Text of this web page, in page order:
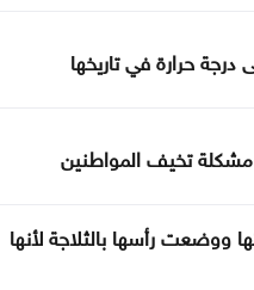
حرارة في تاريخها
تخيف المواطنين
ووضعت رأسها بالثلاجة لأنها